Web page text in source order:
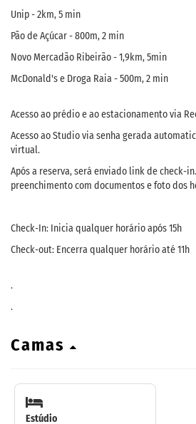
Unip - 2km, 5 min
Pão de Açúcar - 800m, 2 min
Novo Mercadão Ribeirão - 1,9km, 5min
McDonald's e Droga Raia - 500m, 2 min
Acesso ao prédio e ao estacionamento via
Acesso ao Studio via senha gerada
virtual.
Após a reserva, será enviado link de check-
preenchimento com documentos e foto dos
Check-In: Inicia qualquer horário após 15h
Check-out: Encerra qualquer horário até 11h
.
.
Camas
Estúdio